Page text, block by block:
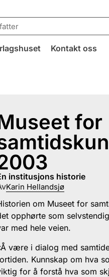
Kontakt oss
for
en institusjons historie
Karin Hellandsjø
om Museet for
opphørte som
med hele veien.
være i dialog med
Kunnskap om hva
for å forstå hva som